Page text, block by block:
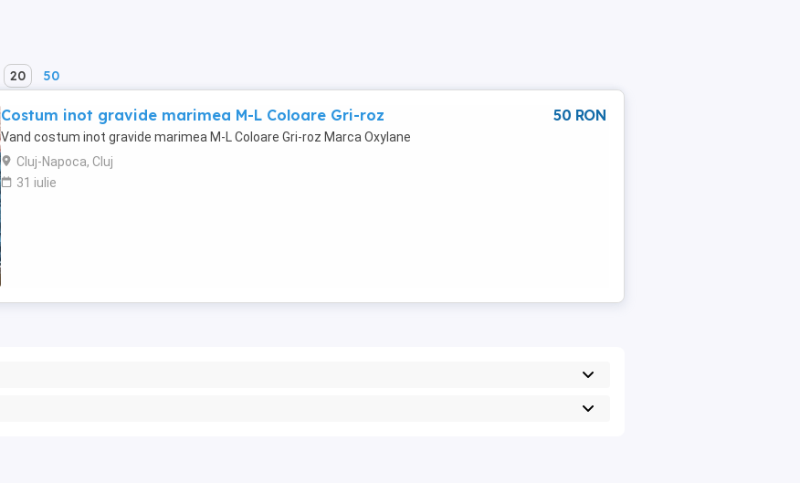
20 50
Costum inot gravide marimea M-L Coloare Gri-roz
Vand costum inot gravide marimea M-L Coloare Gri-roz Marca Oxylane
Cluj-Napoca, Cluj
31 iulie
50 RON